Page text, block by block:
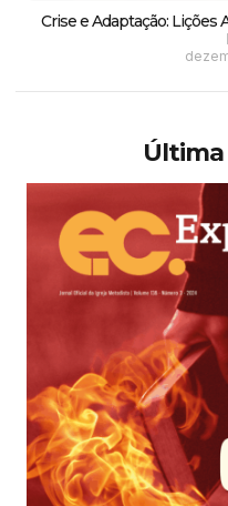
Crise e Adaptação: Lições